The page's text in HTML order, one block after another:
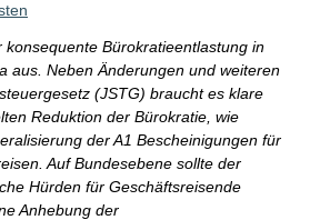
konsequente Bürokratieentlastung in
aus. Neben Änderungen und weiteren
(JSTG) braucht es klare
Reduktion der Bürokratie, wie
der A1 Bescheinigungen für
Auf Bundesebene sollte der
Hürden für Geschäftsreisende
Anhebung der